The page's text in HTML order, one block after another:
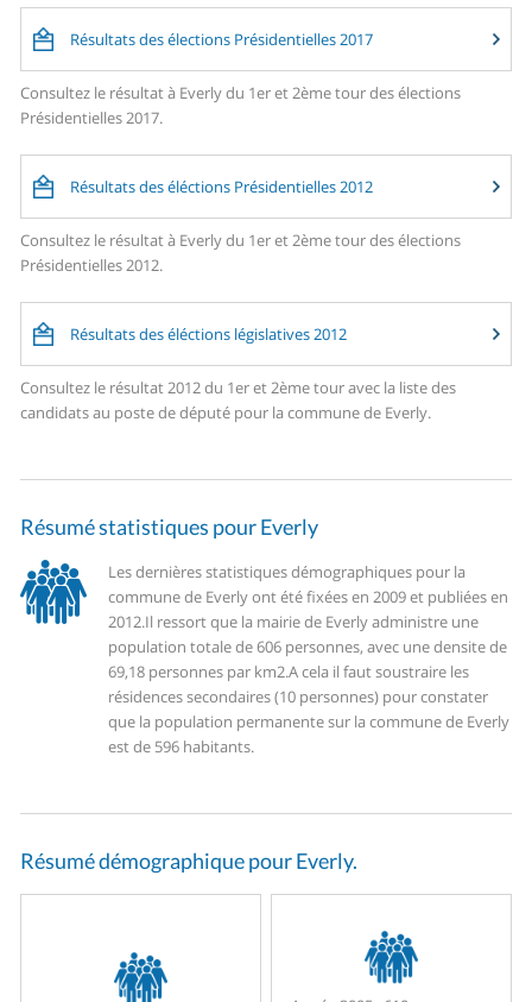
Résultats des élections Présidentielles 2017
Consultez le résultat à Everly du 1er et 2ème tour des élections
Présidentielles 2017.
Résultats des éléctions Présidentielles 2012
Consultez le résultat à Everly du 1er et 2ème tour des élections
Présidentielles 2012.
Résultats des éléctions législatives 2012
Consultez le résultat 2012 du 1er et 2ème tour avec la liste des
candidats au poste de député pour la commune de Everly.
Résumé statistiques pour Everly
Les dernières statistiques démographiques pour la
commune de Everly ont été fixées en 2009 et publiées en
2012.Il ressort que la mairie de Everly administre une
population totale de 606 personnes, avec une densite de
69,18 personnes par km2.A cela il faut soustraire les
résidences secondaires (10 personnes) pour constater
que la population permanente sur la commune de Everly
est de 596 habitants.
Résumé démographique pour Everly.